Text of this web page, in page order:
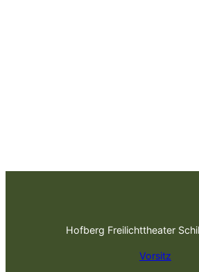
Hofberg Freilichttheater
Vorsitz